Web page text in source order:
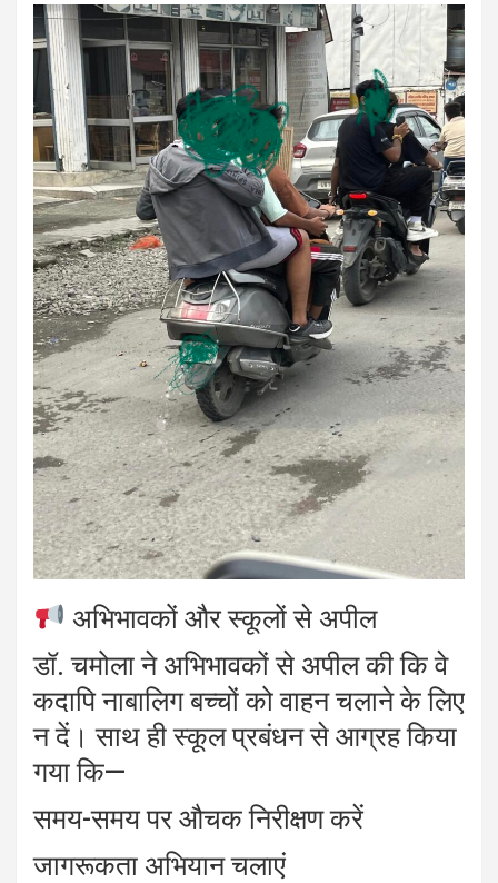
अभिभावकों और स्कूलों से अपील
डॉ. चमोला ने अभिभावकों से अपील की कि वे
कदापि नाबालिग बच्चों को वाहन चलाने के लिए
न दें। साथ ही स्कूल प्रबंधन से आग्रह किया
गया कि—
समय-समय पर औचक निरीक्षण करें
जागरूकता अभियान चलाएं